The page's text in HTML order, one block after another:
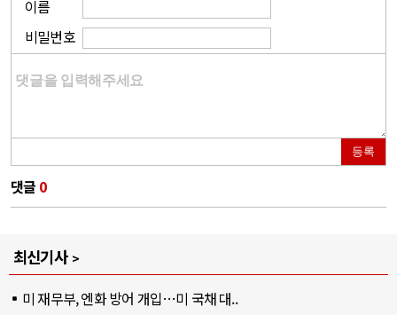
이름
비밀번호
등록
댓글 0
최신기사
미 재무부, 엔화 방어 개입…미 국채 대..